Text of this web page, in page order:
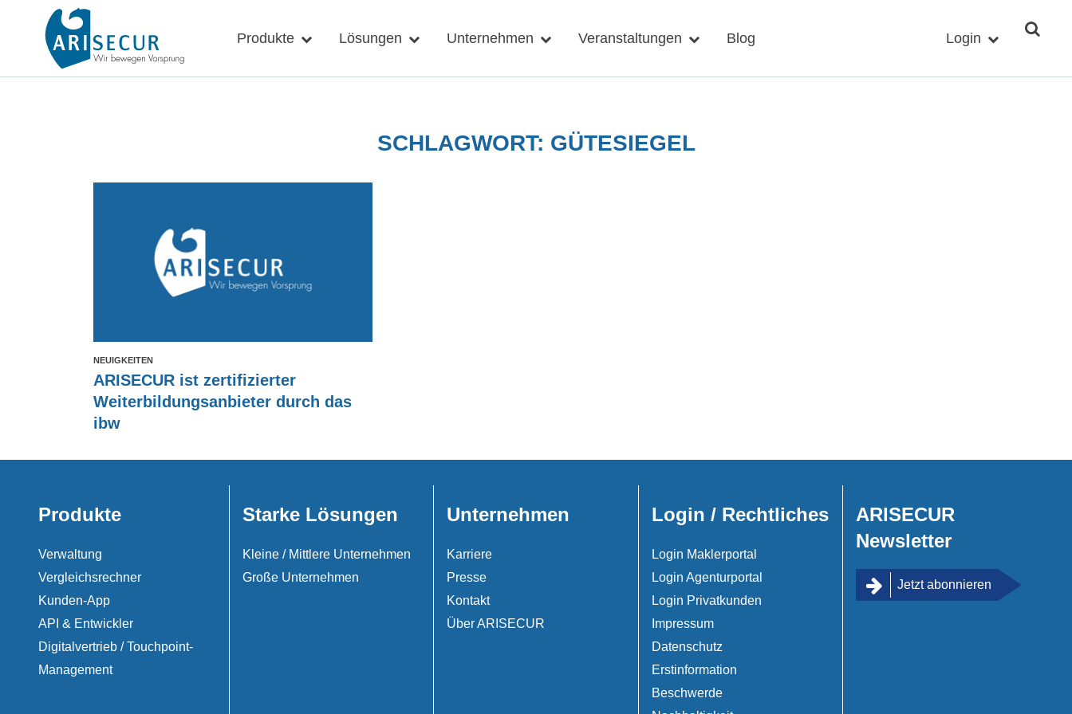
Produkte Lösungen Unternehmen Veranstaltungen Blog Login
SCHLAGWORT: GÜTESIEGEL
NEUIGKEITEN
ARISECUR ist zertifizierter
Weiterbildungsanbieter durch das
ibw
Produkte
Verwaltung
Vergleichsrechner
Kunden-App
API & Entwickler
Digitalvertrieb / Touchpoint-
Management
Starke Lösungen
Kleine / Mittlere Unternehmen
Große Unternehmen
Unternehmen
Karriere
Presse
Kontakt
Über ARISECUR
Login / Rechtliches
Login Maklerportal
Login Agenturportal
Login Privatkunden
Impressum
Datenschutz
Erstinformation
Beschwerde
ARISECUR
Newsletter
Jetzt abonnieren